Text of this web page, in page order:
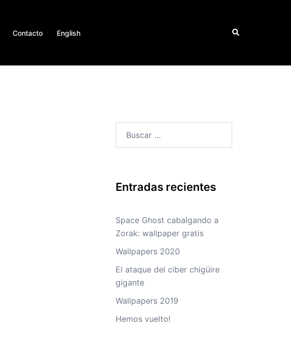
Contacto English Buscar
Entradas recientes
Space Ghost cabalgando a
Zorak: wallpaper gratis
Wallpapers 2020
El ataque del ciber chigüire
gigante
Wallpapers 2019
Hemos vuelto!